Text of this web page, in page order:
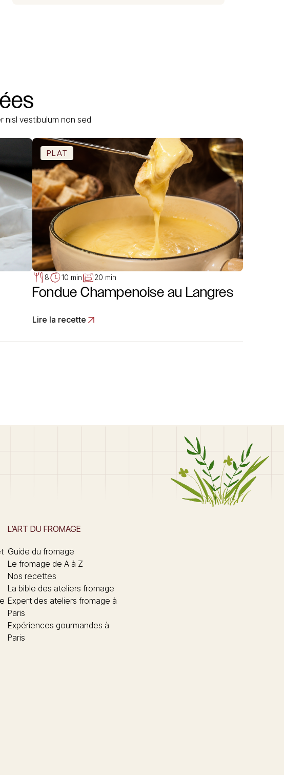
nisl vestibulum non sed
PLAT
8 10 min 20 min
Fondue Champenoise au Langres
Lire la recette
L’ART DU FROMAGE
Guide du fromage
Le fromage de A à Z
Nos recettes
La bible des ateliers fromage
Expert des ateliers fromage à
Paris
Expériences gourmandes à
Paris